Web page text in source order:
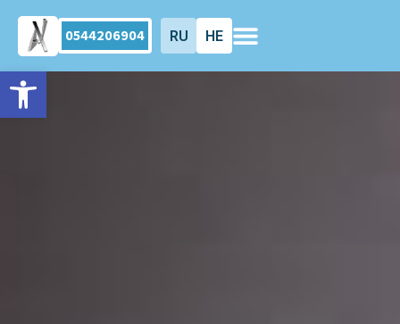
HE
RU
0544206904